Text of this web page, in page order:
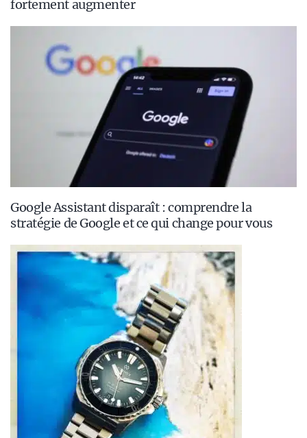
fortement augmenter
Google Assistant disparaît : comprendre la
stratégie de Google et ce qui change pour vous